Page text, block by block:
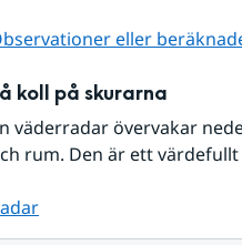
eller
koll på skurarna
väderradar övervakar
rum. Den är ett